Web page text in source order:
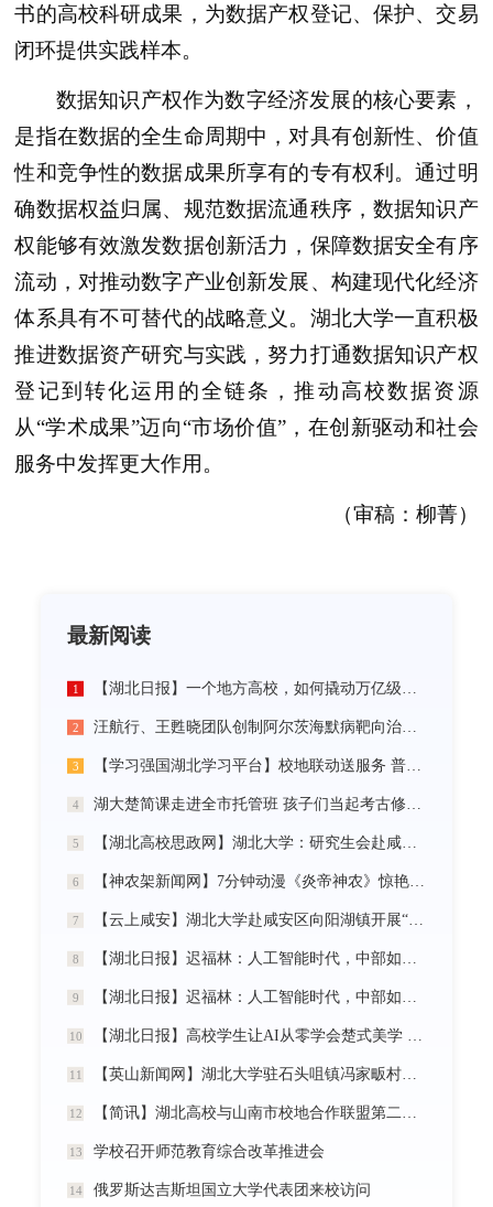
书的高校科研成果，为数据产权登记、保护、交易
闭环提供实践样本。
数据知识产权作为数字经济发展的核心要素，
是指在数据的全生命周期中，对具有创新性、价值
性和竞争性的数据成果所享有的专有权利。通过明
确数据权益归属、规范数据流通秩序，数据知识产
权能够有效激发数据创新活力，保障数据安全有序
流动，对推动数字产业创新发展、构建现代化经济
体系具有不可替代的战略意义。湖北大学一直积极
推进数据资产研究与实践，努力打通数据知识产权
登记到转化运用的全链条，推动高校数据资源
从“学术成果”迈向“市场价值”，在创新驱动和社会
服务中发挥更大作用。
（审稿：柳菁）
最新阅读
1
2
3
4
5
6
7
8
9
10
11
12
13 学校召开师范教育综合改革推进会
14 俄罗斯达吉斯坦国立大学代表团来校访问